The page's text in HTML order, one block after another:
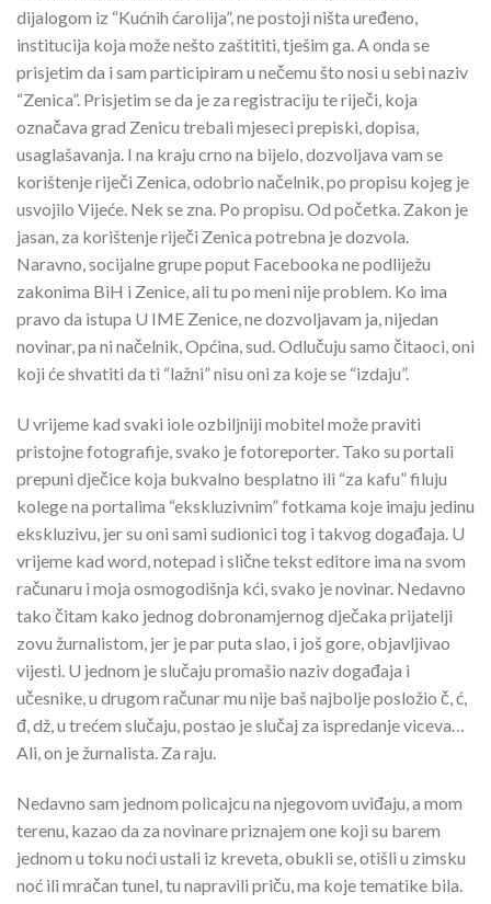
dijalogom iz “Kućnih ćarolija”, ne postoji ništa uređeno,
institucija koja može nešto zaštititi, tješim ga. A onda se
prisjetim da i sam participiram u nečemu što nosi u sebi naziv
“Zenica”. Prisjetim se da je za registraciju te riječi, koja
označava grad Zenicu trebali mjeseci prepiski, dopisa,
usaglašavanja. I na kraju crno na bijelo, dozvoljava vam se
korištenje riječi Zenica, odobrio načelnik, po propisu kojeg je
usvojilo Vijeće. Nek se zna. Po propisu. Od početka. Zakon je
jasan, za korištenje riječi Zenica potrebna je dozvola.
Naravno, socijalne grupe poput Facebooka ne podliježu
zakonima BiH i Zenice, ali tu po meni nije problem. Ko ima
pravo da istupa U IME Zenice, ne dozvoljavam ja, nijedan
novinar, pa ni načelnik, Općina, sud. Odlučuju samo čitaoci, oni
koji će shvatiti da ti “lažni” nisu oni za koje se “izdaju”.
U vrijeme kad svaki iole ozbiljniji mobitel može praviti
pristojne fotografije, svako je fotoreporter. Tako su portali
prepuni dječice koja bukvalno besplatno ili “za kafu” filuju
kolege na portalima “ekskluzivnim” fotkama koje imaju jedinu
ekskluzivu, jer su oni sami sudionici tog i takvog događaja. U
vrijeme kad word, notepad i slične tekst editore ima na svom
računaru i moja osmogodišnja kći, svako je novinar. Nedavno
tako čitam kako jednog dobronamjernog dječaka prijatelji
zovu žurnalistom, jer je par puta slao, i još gore, objavljivao
vijesti. U jednom je slučaju promašio naziv događaja i
učesnike, u drugom računar mu nije baš najbolje posložio č, ć,
đ, dž, u trećem slučaju, postao je slučaj za ispredanje viceva…
Ali, on je žurnalista. Za raju.
Nedavno sam jednom policajcu na njegovom uviđaju, a mom
terenu, kazao da za novinare priznajem one koji su barem
jednom u toku noći ustali iz kreveta, obukli se, otišli u zimsku
noć ili mračan tunel, tu napravili priču, ma koje tematike bila.